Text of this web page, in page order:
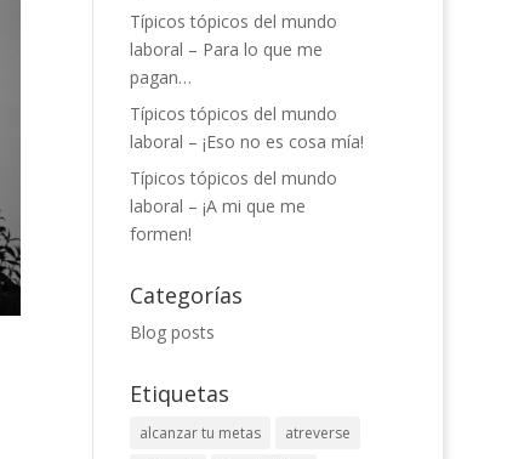
Típicos tópicos del mundo
laboral – Para lo que me
pagan…
Típicos tópicos del mundo
laboral – ¡Eso no es cosa mía!
Típicos tópicos del mundo
laboral – ¡A mi que me
formen!
Categorías
Blog posts
Etiquetas
alcanzar tu metas
atreverse